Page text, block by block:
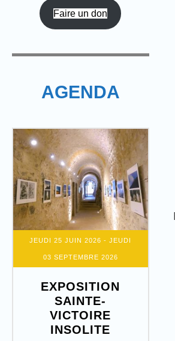
Faire un don
AGENDA
JEUDI 25 JUIN 2026 - JEUDI
03 SEPTEMBRE 2026
EXPOSITION
SAINTE-
VICTOIRE
INSOLITE